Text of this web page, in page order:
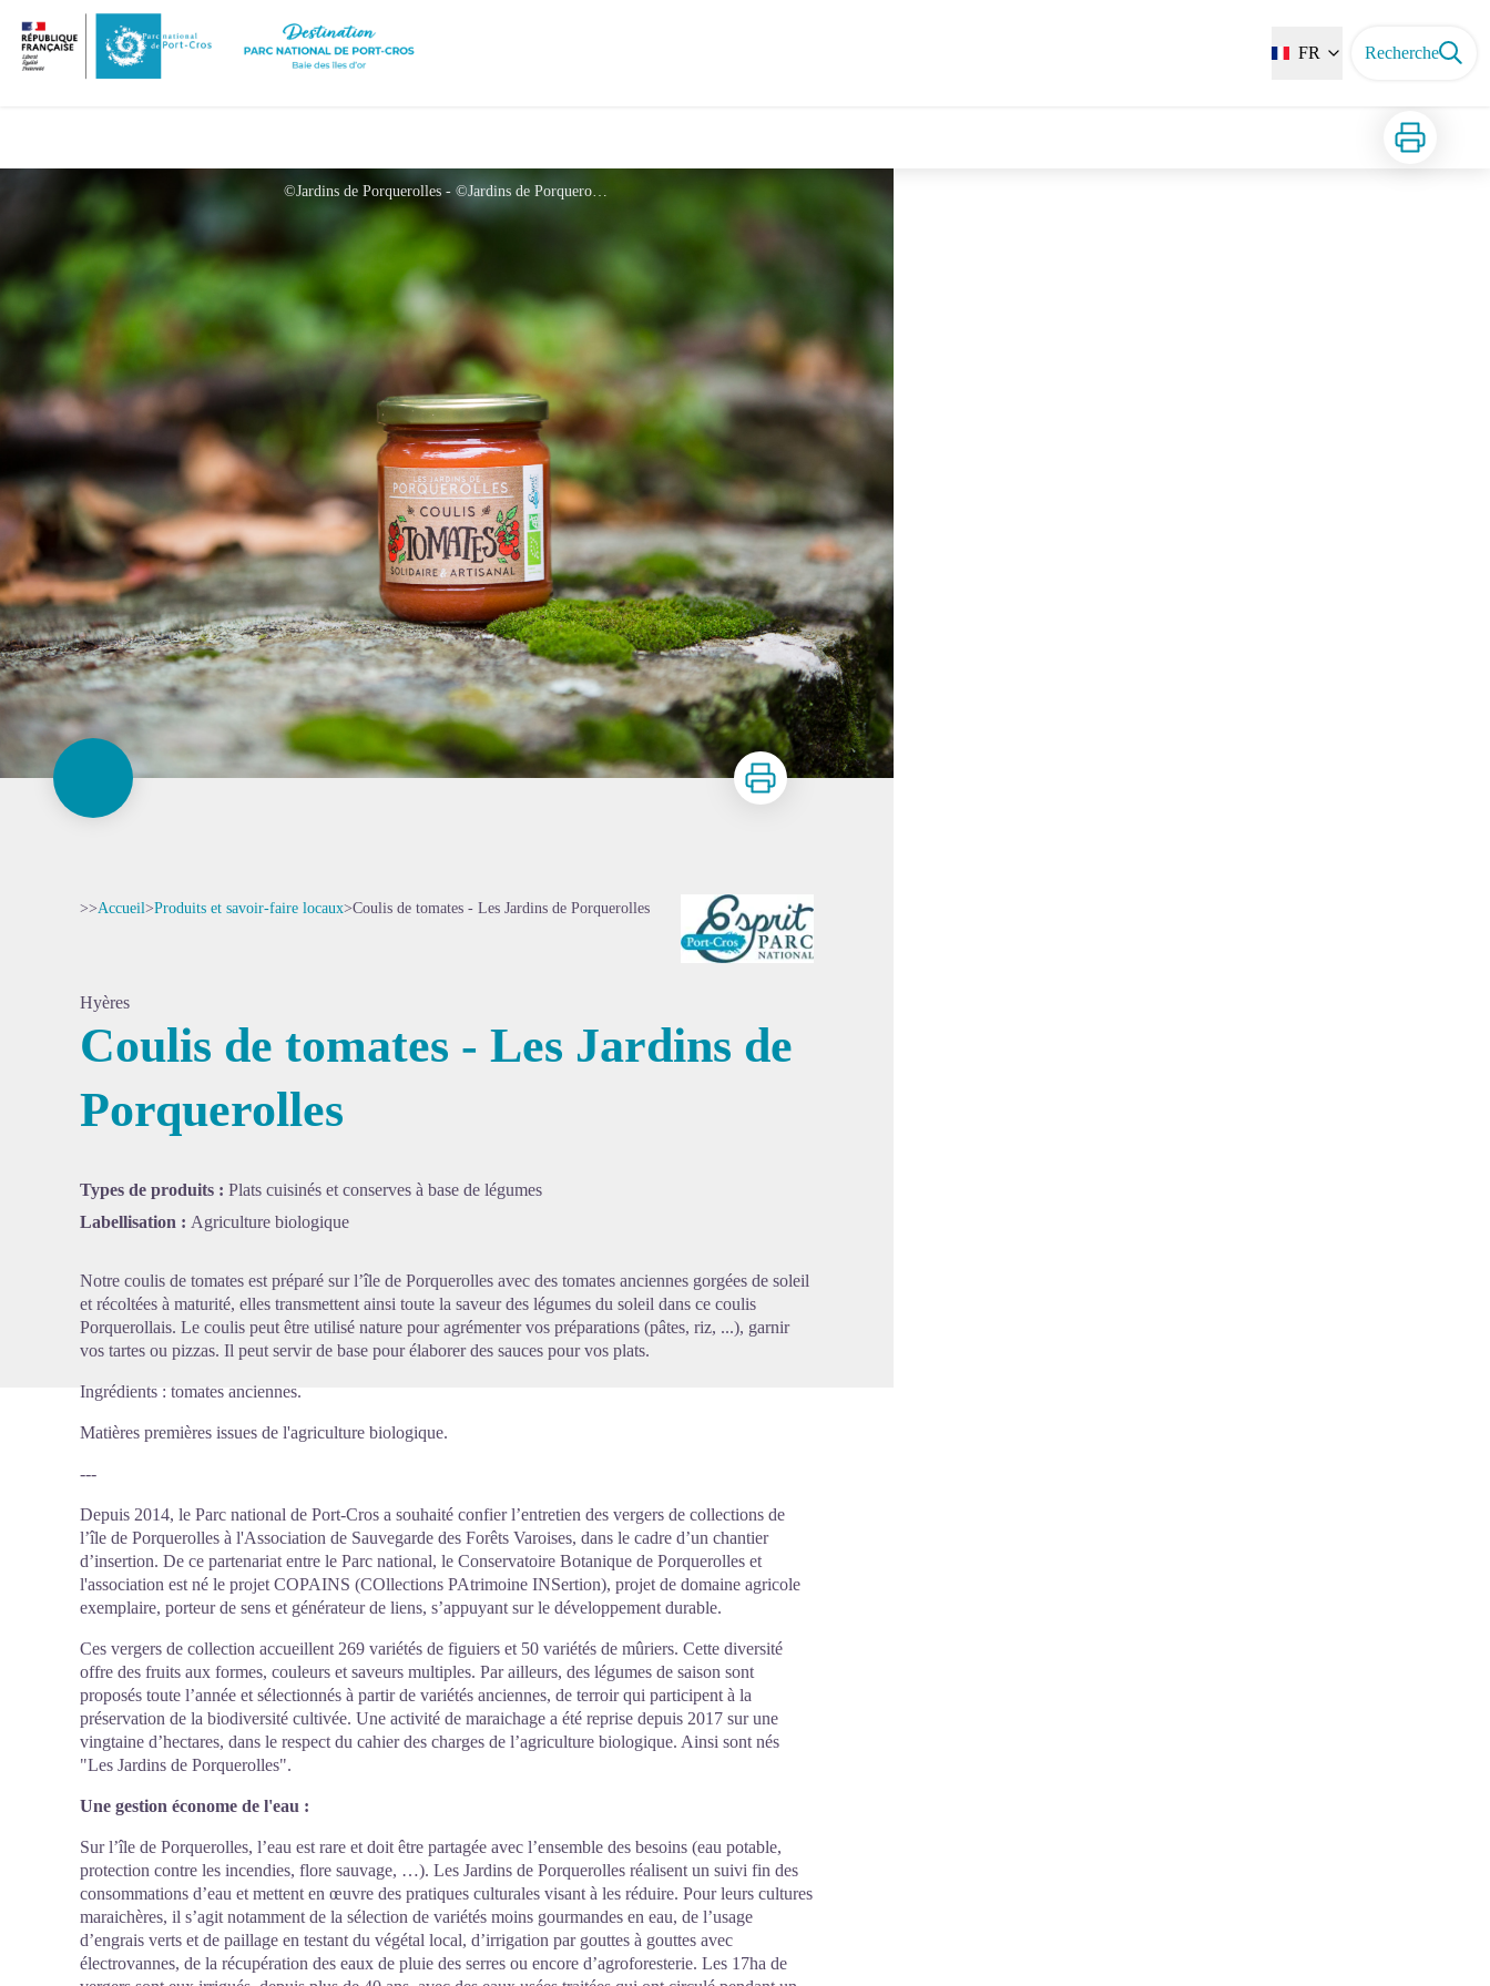
FR Recherche
Imprimer
©Jardins de Porquerolles - ©Jardins de Porquerolles
Imprimer
>>Accueil>Produits et savoir-faire locaux>Coulis de tomates - Les Jardins de Porquerolles
Hyères
Coulis de tomates - Les Jardins de
Porquerolles
Types de produits : Plats cuisinés et conserves à base de légumes
Labellisation : Agriculture biologique
Notre coulis de tomates est préparé sur l’île de Porquerolles avec des tomates anciennes gorgées de soleil
et récoltées à maturité, elles transmettent ainsi toute la saveur des légumes du soleil dans ce coulis
Porquerollais. Le coulis peut être utilisé nature pour agrémenter vos préparations (pâtes, riz, ...), garnir
vos tartes ou pizzas. Il peut servir de base pour élaborer des sauces pour vos plats.
Ingrédients : tomates anciennes.
Matières premières issues de l'agriculture biologique.
---
Depuis 2014, le Parc national de Port-Cros a souhaité confier l’entretien des vergers de collections de
l’île de Porquerolles à l'Association de Sauvegarde des Forêts Varoises, dans le cadre d’un chantier
d’insertion. De ce partenariat entre le Parc national, le Conservatoire Botanique de Porquerolles et
l'association est né le projet COPAINS (COllections PAtrimoine INSertion), projet de domaine agricole
exemplaire, porteur de sens et générateur de liens, s’appuyant sur le développement durable.
Ces vergers de collection accueillent 269 variétés de figuiers et 50 variétés de mûriers. Cette diversité
offre des fruits aux formes, couleurs et saveurs multiples. Par ailleurs, des légumes de saison sont
proposés toute l’année et sélectionnés à partir de variétés anciennes, de terroir qui participent à la
préservation de la biodiversité cultivée. Une activité de maraichage a été reprise depuis 2017 sur une
vingtaine d’hectares, dans le respect du cahier des charges de l’agriculture biologique. Ainsi sont nés
"Les Jardins de Porquerolles".
Une gestion économe de l'eau :
Sur l’île de Porquerolles, l’eau est rare et doit être partagée avec l’ensemble des besoins (eau potable,
protection contre les incendies, flore sauvage, …). Les Jardins de Porquerolles réalisent un suivi fin des
consommations d’eau et mettent en œuvre des pratiques culturales visant à les réduire. Pour leurs cultures
maraichères, il s’agit notamment de la sélection de variétés moins gourmandes en eau, de l’usage
d’engrais verts et de paillage en testant du végétal local, d’irrigation par gouttes à gouttes avec
électrovannes, de la récupération des eaux de pluie des serres ou encore d’agroforesterie. Les 17ha de